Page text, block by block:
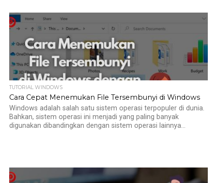
TUTORIAL WINDOWS
Cara Cepat Menemukan File Tersembunyi di Windows
Windows adalah salah satu sistem operasi terpopuler di dunia.
Bahkan, sistem operasi ini menjadi yang paling banyak
digunakan dibandingkan dengan sistem operasi lainnya...